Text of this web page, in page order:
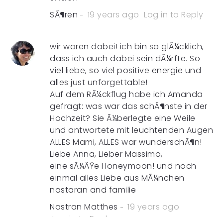
SÃ¶ren
19 years ago Log in to Reply
wir waren dabei! ich bin so glÃ¼cklich,
dass ich auch dabei sein dÃ¼rfte. So
viel liebe, so viel positive energie und
alles just unforgettable!
Auf dem RÃ¼ckflug habe ich Amanda
gefragt: was war das schÃ¶nste in der
Hochzeit? Sie Ã¼berlegte eine Weile
und antwortete mit leuchtenden Augen
ALLES Mami, ALLES war wunderschÃ¶n!
Liebe Anna, Lieber Massimo,
eine sÃ¼ÃŸe Honeymoon! und noch
einmal alles Liebe aus MÃ¼nchen
nastaran and familie
Nastran Matthes
19 years ago